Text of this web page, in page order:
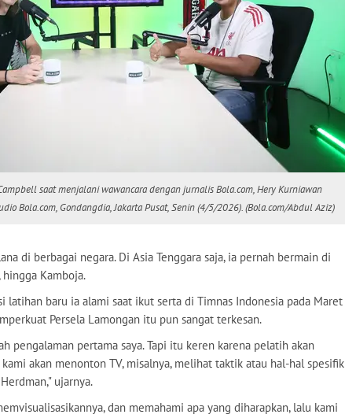
saat menjalani wawancara dengan jurnalis Bola.com, Hery Kurniawan
Bola.com, Gondangdia, Jakarta Pusat, Senin (4/5/2026). (Bola.com/Abdul Aziz)
di berbagai negara. Di Asia Tenggara saja, ia pernah bermain di
hingga Kamboja.
latihan baru ia alami saat ikut serta di Timnas Indonesia pada Maret
Persela Lamongan itu pun sangat terkesan.
pengalaman pertama saya. Tapi itu keren karena pelatih akan
akan menonton TV, misalnya, melihat taktik atau hal-hal spesifik
ujarnya.
dan memahami apa yang diharapkan, lalu kami